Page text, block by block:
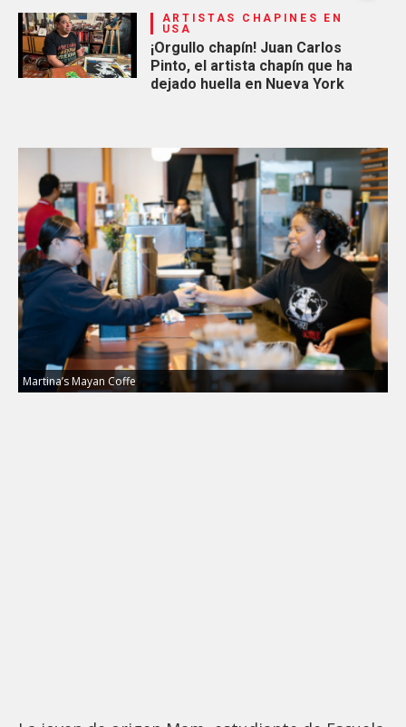
ARTISTAS CHAPINES EN
USA
¡Orgullo chapín! Juan Carlos
Pinto, el artista chapín que ha
dejado huella en Nueva York
Martina’s Mayan Coffe